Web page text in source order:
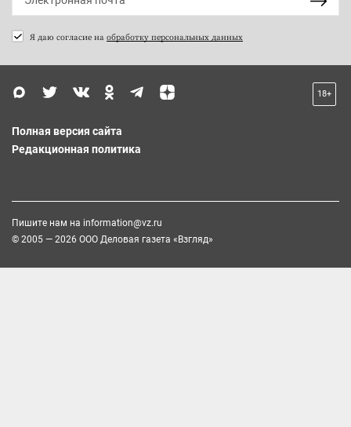
Я даю согласие на обработку персональных данных
18+
Полная версия сайта
Редакционная политика
Пишите нам на information@vz.ru
© 2005 — 2026 ООО Деловая газета «Взгляд»